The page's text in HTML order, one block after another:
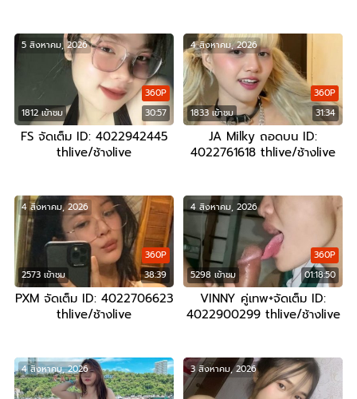
1812 เข้าชม 30:57
360P
5 สิงหาคม, 2026
FS จัดเต็ม ID: 4022942445
thlive/ช้างlive
1833 เข้าชม 31:34
360P
4 สิงหาคม, 2026
JA Milky ถอดบน ID:
4022761618 thlive/ช้างlive
2573 เข้าชม 38:39
360P
4 สิงหาคม, 2026
PXM จัดเต็ม ID: 4022706623
thlive/ช้างlive
5298 เข้าชม 01:18:50
360P
4 สิงหาคม, 2026
VINNY คู่เทพ+จัดเต็ม ID:
4022900299 thlive/ช้างlive
4 สิงหาคม, 2026 3 สิงหาคม, 2026